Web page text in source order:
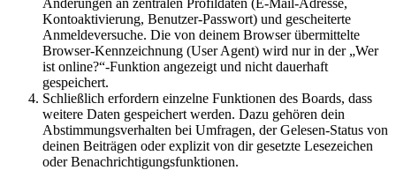
Kontoaktivierung, Benutzer-Passwort) und gescheiterte
Anmeldeversuche. Die von deinem Browser übermittelte
Browser-Kennzeichnung (User Agent) wird nur in der „Wer
ist online?“-Funktion angezeigt und nicht dauerhaft
gespeichert.
Schließlich erfordern einzelne Funktionen des Boards, dass
weitere Daten gespeichert werden. Dazu gehören dein
Abstimmungsverhalten bei Umfragen, der Gelesen-Status von
deinen Beiträgen oder explizit von dir gesetzte Lesezeichen
oder Benachrichtigungsfunktionen.